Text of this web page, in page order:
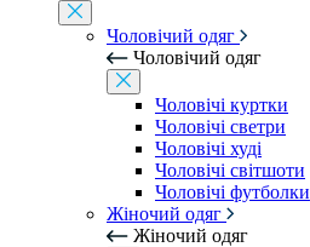
Чоловічий одяг
Чоловічий одяг
Чоловічі куртки
Чоловічі светри
Чоловічі худі
Чоловічі світшоти
Чоловічі футболки
Жіночий одяг
Жіночий одяг